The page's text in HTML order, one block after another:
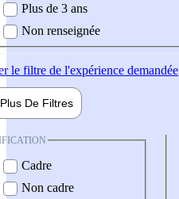
Plus de 3 ans
Non renseignée
le filtre de l'expérience demandée
Plus De Filtres
Cadre
Non cadre